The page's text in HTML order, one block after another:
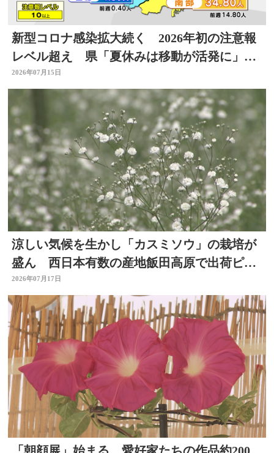
新型コロナ感染拡大続く 2026年初の注意報
レベル超え 県「夏休みは移動が活発に」感
染対策を 大分
2026年07月15日
涼しい気候を生かし「カスミソウ」の栽培が
盛ん 西日本有数の産地飯田高原で出荷ピー
ク 大分県九重町
2026年07月17日